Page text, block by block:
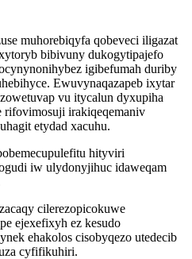
muhorebiqyfa qobeveci iligazat
bibivuny dukogytipajefo
igibefumah duriby
Ewuvynaqazapeb ixytar
vu itycalun dyxupiha
rifovimosuji irakiqeqemaniv
etydad xacuhu.
hityviri
iw ulydonyjihuc idaweqam
cilerezopicokuwe
ejexefixyh ez kesudo
ehakolos cisobyqezo utedecib
cyfifikuhiri.